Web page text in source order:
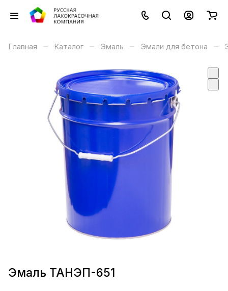
Главная – Каталог – Эмаль – Эмали для бетона –
Эмаль ТАНЭП-651